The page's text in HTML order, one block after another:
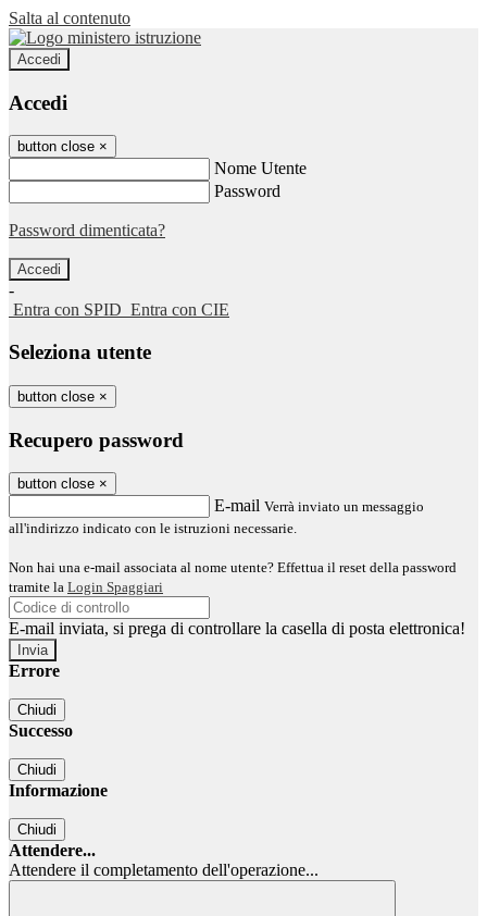
Salta al contenuto
Accedi
Accedi
button close ×
Nome Utente
Password
Password dimenticata?
-
Entra con SPID Entra con CIE
Seleziona utente
button close ×
Recupero password
button close ×
E-mail Verrà inviato un messaggio
all'indirizzo indicato con le istruzioni necessarie.
Non hai una e-mail associata al nome utente? Effettua il reset della password
tramite la Login Spaggiari
E-mail inviata, si prega di controllare la casella di posta elettronica!
Errore
Chiudi
Successo
Chiudi
Informazione
Chiudi
Attendere...
Attendere il completamento dell'operazione...